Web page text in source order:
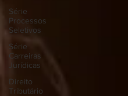
Série
Processos
Seletivos
Série
Carreiras
Jurídicas
Direito
Tributário